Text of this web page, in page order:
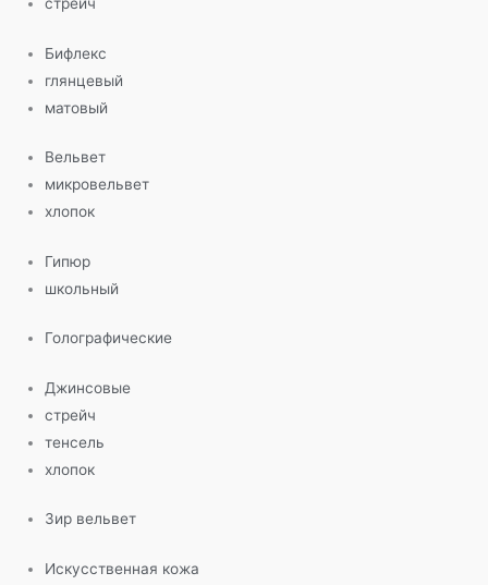
стрейч
Бифлекс
глянцевый
матовый
Вельвет
микровельвет
хлопок
Гипюр
школьный
Голографические
Джинсовые
стрейч
тенсель
хлопок
Зир вельвет
Искусственная кожа